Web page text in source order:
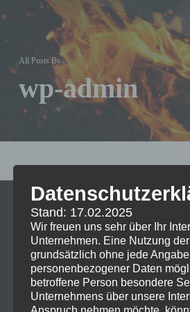
main
content
All Posts By
wp-admin
Menü
Home
Kontakt
Stand: 17.02.2025
Wir freuen uns sehr über Ihr
Unternehmen. Eine Nutzung
grundsätzlich ohne jede Angabe
personenbezogener Daten
betroffene Person besondere
Unternehmens über unsere